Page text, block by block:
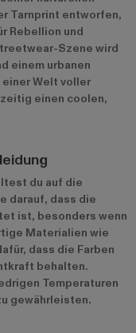
Tarnprint entworfen,
Rebellion und
Szene wird
einem urbanen
Welt voller
einen coolen,
du auf die
darauf, dass die
ist, besonders wenn
Materialien wie
dass die Farben
behalten.
Temperaturen
gewährleisten.